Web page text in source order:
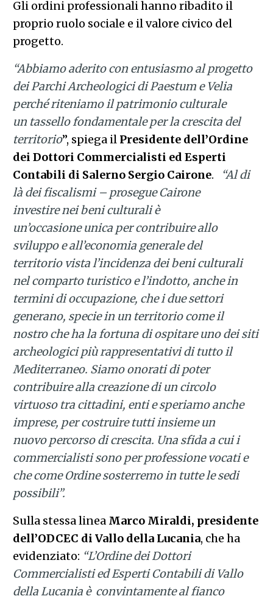
Gli ordini professionali hanno ribadito il
proprio ruolo sociale e il valore civico del
progetto.
“Abbiamo aderito con entusiasmo al progetto
dei Parchi Archeologici di Paestum e Velia
perché riteniamo il patrimonio culturale
un tassello fondamentale per la crescita del
territorio”, spiega il Presidente dell’Ordine
dei Dottori Commercialisti ed Esperti
Contabili di Salerno Sergio Cairone.
“Al di
là dei fiscalismi – prosegue Cairone
investire nei beni culturali è
un’occasione unica per contribuire allo
sviluppo e all’economia generale del
territorio vista l’incidenza dei beni culturali
nel comparto turistico e l’indotto, anche in
termini di occupazione, che i due settori
generano, specie in un territorio come il
nostro che ha la fortuna di ospitare uno dei siti
archeologici più rappresentativi di tutto il
Mediterraneo. Siamo onorati di poter
contribuire alla creazione di un circolo
virtuoso tra cittadini, enti e speriamo anche
imprese, per costruire tutti insieme un
nuovo percorso di crescita. Una sfida a cui i
commercialisti sono per professione vocati e
che come Ordine sosterremo in tutte le sedi
possibili”.
Sulla stessa linea Marco Miraldi, presidente
dell’ODCEC di Vallo della Lucania, che ha
evidenziato: “L’Ordine dei Dottori
Commercialisti ed Esperti Contabili di Vallo
della Lucania è convintamente al fianco